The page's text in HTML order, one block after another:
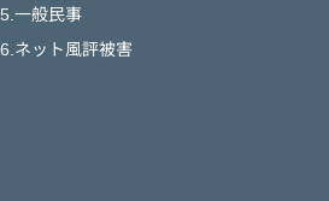
5.一般民事
6.ネット風評被害